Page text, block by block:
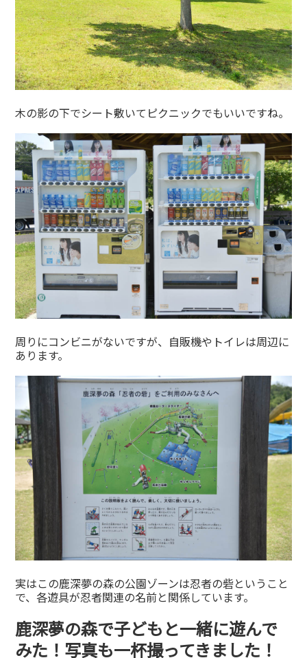
木の影の下でシート敷いてピクニックでもいいですね。
周りにコンビニがないですが、自販機やトイレは周辺に
あります。
実はこの鹿深夢の森の公園ゾーンは忍者の砦ということ
で、各遊具が忍者関連の名前と関係しています。
鹿深夢の森で子どもと一緒に遊んで
みた！写真も一杯撮ってきました！